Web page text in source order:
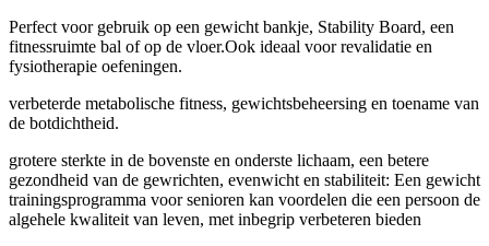
Perfect voor gebruik op een gewicht bankje, Stability Board, een
fitnessruimte bal of op de vloer.Ook ideaal voor revalidatie en
fysiotherapie oefeningen.
verbeterde metabolische fitness, gewichtsbeheersing en toename van
de botdichtheid.
grotere sterkte in de bovenste en onderste lichaam, een betere
gezondheid van de gewrichten, evenwicht en stabiliteit: Een gewicht
trainingsprogramma voor senioren kan voordelen die een persoon de
algehele kwaliteit van leven, met inbegrip verbeteren bieden